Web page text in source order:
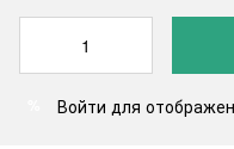
Войти для